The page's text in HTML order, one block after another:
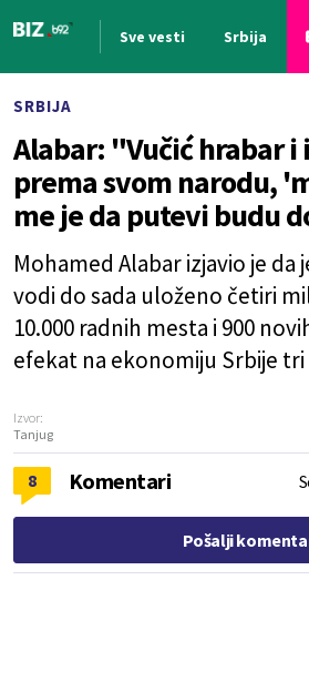
Sve vesti Srbija
SRBIJA
Alabar: "Vučić hrabar i
prema svom narodu,
me je da putevi budu
Mohamed Alabar izjavio je da
vodi do sada uloženo četiri
10.000 radnih mesta i 900
efekat na ekonomiju Srbije
Izvor:
Tanjug
8 Komentari
Pošalji